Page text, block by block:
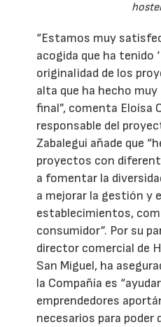
“Estamos muy
acogida que ha tenido
originalidad de los
alta que ha hecho
final”, comenta Eloísa
responsable del
Zabalegui añade que
proyectos con
a fomentar la
a mejorar la gestión y
establecimientos,
consumidor”. Por su
director comercial de
San Miguel, ha
la Compañía es
emprendedores
necesarios para poder